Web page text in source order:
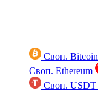
Своп. Bitcoin
Своп. Ethereum
Своп. USDT